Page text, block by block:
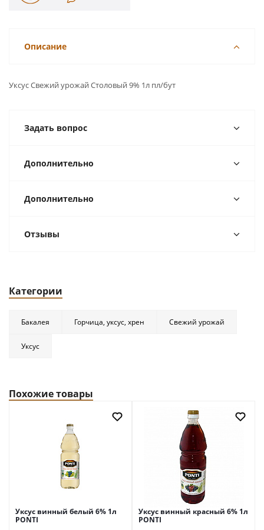
Описание
Уксус Свежий урожай Столовый 9% 1л пл/бут
Задать вопрос
Дополнительно
Дополнительно
Отзывы
Категории
Бакалея Горчица, уксус, хрен Свежий урожай
Уксус
Похожие товары
Уксус винный белый 6% 1л
PONTI
Уксус винный красный 6% 1л
PONTI